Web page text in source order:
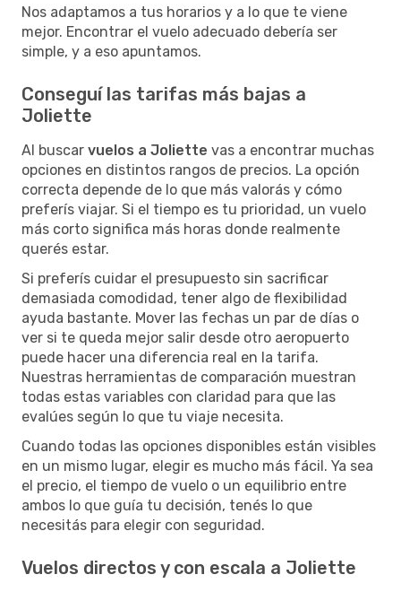
Nos adaptamos a tus horarios y a lo que te viene
mejor. Encontrar el vuelo adecuado debería ser
simple, y a eso apuntamos.
Conseguí las tarifas más bajas a
Joliette
Al buscar vuelos a Joliette vas a encontrar muchas
opciones en distintos rangos de precios. La opción
correcta depende de lo que más valorás y cómo
preferís viajar. Si el tiempo es tu prioridad, un vuelo
más corto significa más horas donde realmente
querés estar.
Si preferís cuidar el presupuesto sin sacrificar
demasiada comodidad, tener algo de flexibilidad
ayuda bastante. Mover las fechas un par de días o
ver si te queda mejor salir desde otro aeropuerto
puede hacer una diferencia real en la tarifa.
Nuestras herramientas de comparación muestran
todas estas variables con claridad para que las
evalúes según lo que tu viaje necesita.
Cuando todas las opciones disponibles están visibles
en un mismo lugar, elegir es mucho más fácil. Ya sea
el precio, el tiempo de vuelo o un equilibrio entre
ambos lo que guía tu decisión, tenés lo que
necesitás para elegir con seguridad.
Vuelos directos y con escala a Joliette